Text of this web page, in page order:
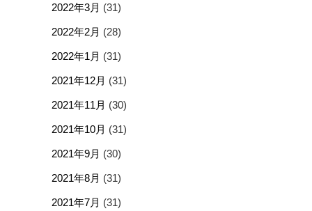
2022年3月 (31)
2022年2月 (28)
2022年1月 (31)
2021年12月 (31)
2021年11月 (30)
2021年10月 (31)
2021年9月 (30)
2021年8月 (31)
2021年7月 (31)